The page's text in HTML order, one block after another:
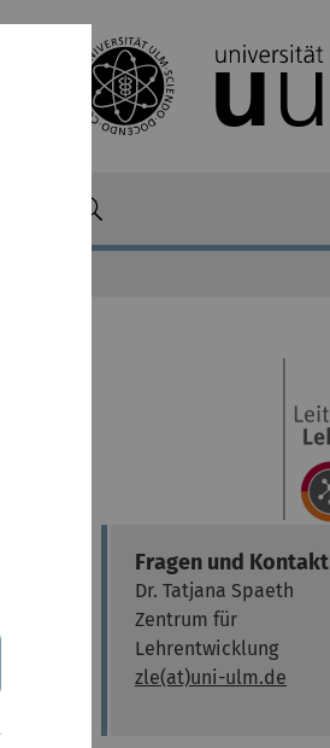
Fragen und Kontakt
Dr. Tatjana Spaeth
Zentrum für
Lehrentwicklung
zle(at)uni-ulm.de